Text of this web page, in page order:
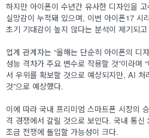
하지만 아이폰이 수년간 유사한 디자인을
실망감이 누적돼 있으며, 이번 아이폰17 시
초기 기대감이 높지 않다는 분석이 제기되
업계 관계자는 “올해는 단순히 아이폰의 디
성능 격차가 주요 변수로 작용할 것”이라며
서 우위를 확보할 것으로 예상되지만, AI 처
것”으로 예상했다.
이에 따라 국내 프리미엄 스마트폰 시장의
격 경쟁에서 갈릴 것으로 보인다. 국내 통
조금 전쟁에 돌입할 가능성이 크다.